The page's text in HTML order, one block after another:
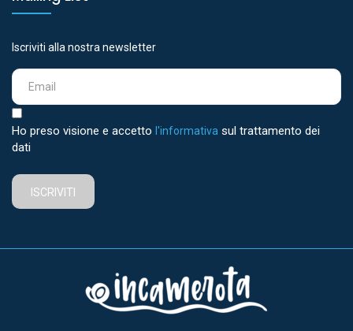
Iscriviti alla nostra newsletter
Ho preso visione e accetto l'informativa sul trattamento dei
dati
ISCRIVITI